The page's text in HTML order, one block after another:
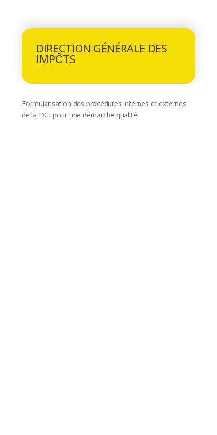
DIRECTION GÉNÉRALE DES
IMPÔTS
Formularisation des procédures internes et externes
de la DGI pour une démarche qualité